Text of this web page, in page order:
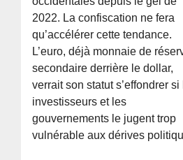
2022. La confiscation ne fera
qu’accélérer cette tendance.
L’euro, déjà monnaie de
secondaire derrière le dollar,
verrait son statut s’effondrer si
investisseurs et les
gouvernements le jugent trop
vulnérable aux dérives